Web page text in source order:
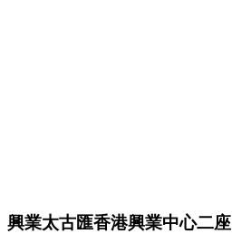
興業太古匯香港興業中心二座